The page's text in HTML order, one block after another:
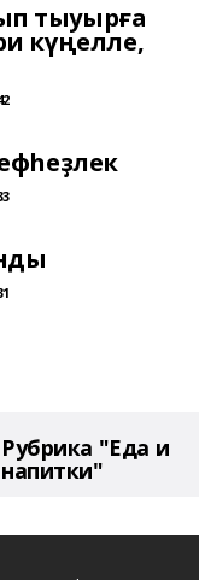
тыуырға
күңелле,
Рубрика "Еда и
напитки"